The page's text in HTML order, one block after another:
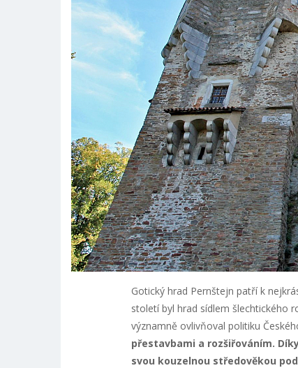
Gotický hrad Pernštejn patří k
století byl hrad sídlem šlechtického
významně ovlivňoval politiku
přestavbami a rozšiřováním.
svou kouzelnou středověkou